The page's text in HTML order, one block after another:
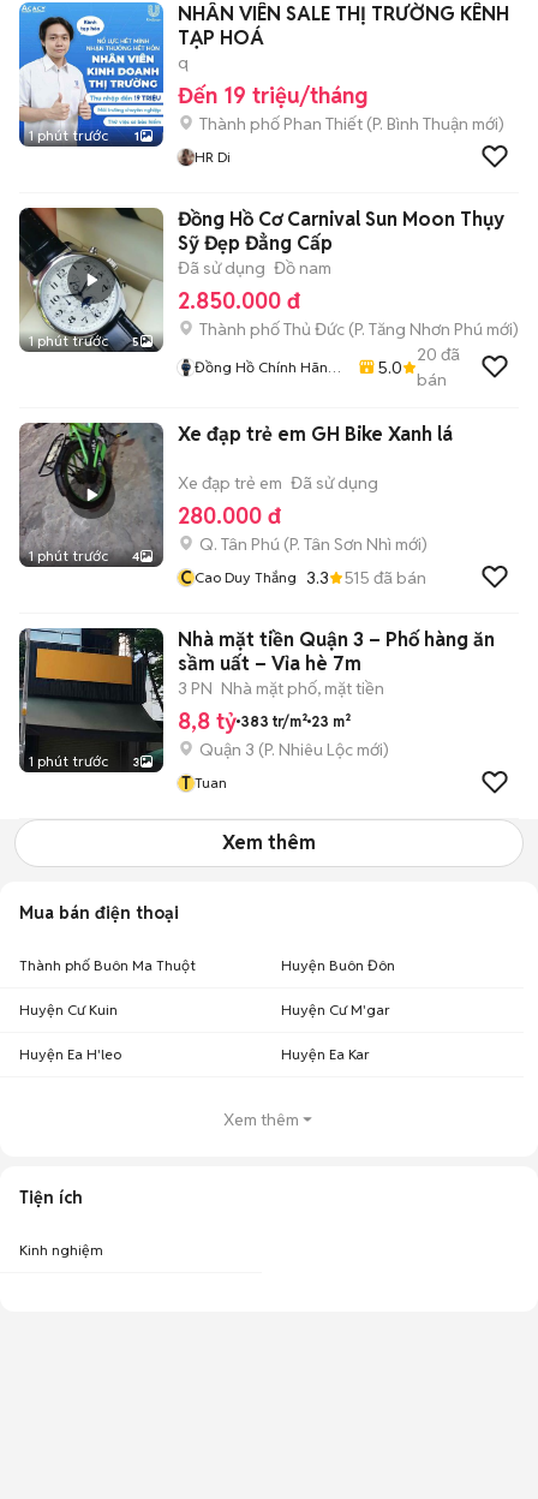
1 phút trước 1
NHÂN VIÊN SALE THỊ TRƯỜNG KÊNH
TẠP HOÁ
q
Đến 19 triệu/tháng
Thành phố Phan Thiết (P. Bình Thuận mới)
HR Di
1 phút trước 5
Đồng Hồ Cơ Carnival Sun Moon Thụy
Sỹ Đẹp Đẳng Cấp
Đã sử dụng Đồ nam
2.850.000 đ
Thành phố Thủ Đức (P. Tăng Nhơn Phú mới)
Đồng Hồ Chính Hãng
5.0
20 đã
bán
1 phút trước 4
Xe đạp trẻ em GH Bike Xanh lá
Xe đạp trẻ em Đã sử dụng
280.000 đ
Q. Tân Phú (P. Tân Sơn Nhì mới)
CCao Duy Thắng 3.3 515 đã bán
1 phút trước 3
Nhà mặt tiền Quận 3 – Phố hàng ăn
sầm uất – Vỉa hè 7m
3 PN Nhà mặt phố, mặt tiền
8,8 tỷ 383 tr/m² 23 m²
Quận 3 (P. Nhiêu Lộc mới)
T Tuan
Xem thêm
Mua bán điện thoại
Thành phố Buôn Ma Thuột Huyện Buôn Đôn
Huyện Cư Kuin Huyện Cư M'gar
Huyện Ea H'leo Huyện Ea Kar
Xem thêm
Tiện ích
Kinh nghiệm